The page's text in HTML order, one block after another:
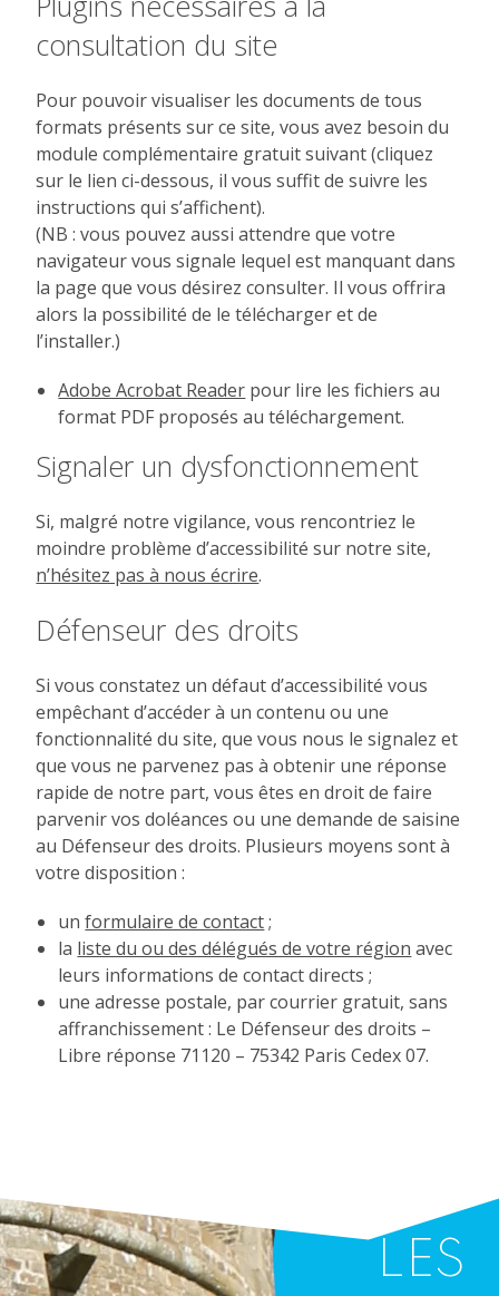
consultation du site
Pour pouvoir visualiser les documents de tous
formats présents sur ce site, vous avez besoin du
module complémentaire gratuit suivant (cliquez
sur le lien ci-dessous, il vous suffit de suivre les
instructions qui s’affichent).
(NB : vous pouvez aussi attendre que votre
navigateur vous signale lequel est manquant dans
la page que vous désirez consulter. Il vous offrira
alors la possibilité de le télécharger et de
l’installer.)
Adobe Acrobat Reader pour lire les fichiers au
format PDF proposés au téléchargement.
Signaler un dysfonctionnement
Si, malgré notre vigilance, vous rencontriez le
moindre problème d’accessibilité sur notre site,
n’hésitez pas à nous écrire.
Défenseur des droits
Si vous constatez un défaut d’accessibilité vous
empêchant d’accéder à un contenu ou une
fonctionnalité du site, que vous nous le signalez et
que vous ne parvenez pas à obtenir une réponse
rapide de notre part, vous êtes en droit de faire
parvenir vos doléances ou une demande de saisine
au Défenseur des droits. Plusieurs moyens sont à
votre disposition :
unformulaire de contact;
la liste du ou des délégués de votre région avec
leurs informations de contact directs ;
une adresse postale, par courrier gratuit, sans
affranchissement : Le Défenseur des droits –
Libre réponse 71120 – 75342 Paris Cedex 07.
LES